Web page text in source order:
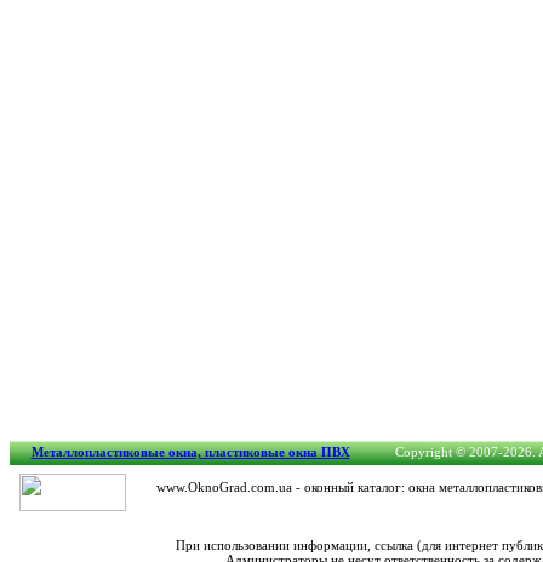
Металлопластиковые окна, пластиковые окна ПВХ Copyright © 2007-2026.
www.OknoGrad.com.ua - оконный каталог: окна
При использовании информации, ссылка (для интернет